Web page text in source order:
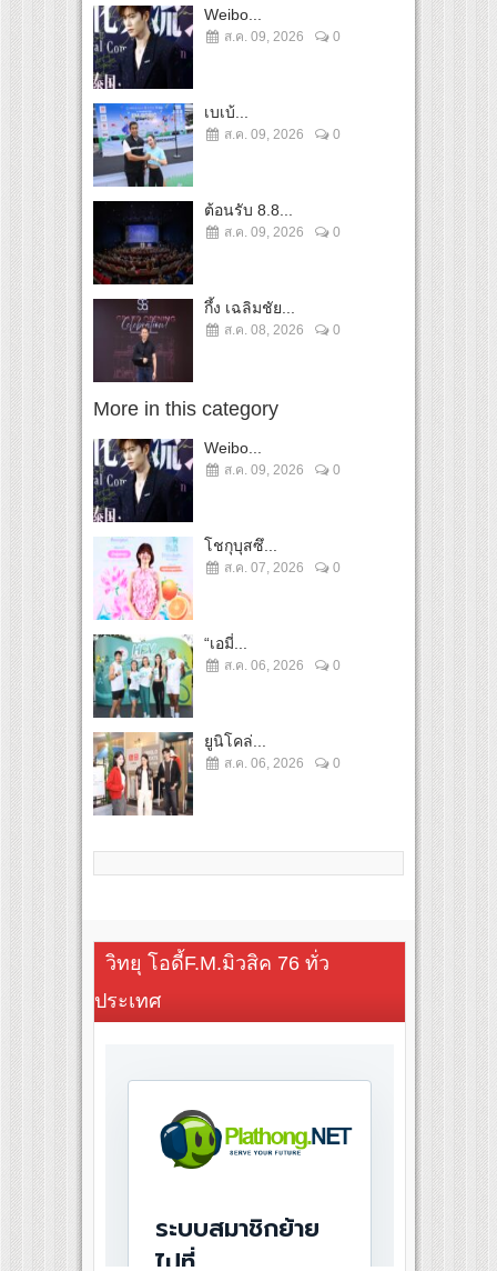
Weibo...
ส.ค. 09, 2026 0
เบเบ้...
ส.ค. 09, 2026 0
ต้อนรับ 8.8...
ส.ค. 09, 2026 0
กึ้ง เฉลิมชัย...
ส.ค. 08, 2026 0
More in this category
Weibo...
ส.ค. 09, 2026 0
โชกุบุสซึ...
ส.ค. 07, 2026 0
“เอมี่...
ส.ค. 06, 2026 0
ยูนิโคล่...
ส.ค. 06, 2026 0
วิทยุ โอดี้F.M.มิวสิค 76 ทั่ว
ประเทศ